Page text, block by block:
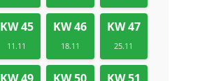
KW 45
11.11
KW 46
18.11
KW 47
25.11